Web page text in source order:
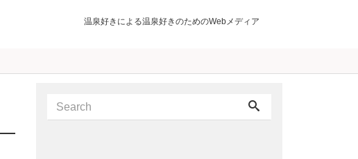
温泉好きによる温泉好きのためのWebメディア